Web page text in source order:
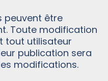
peuvent être
Toute modification
tout utilisateur
publication sera
modifications.